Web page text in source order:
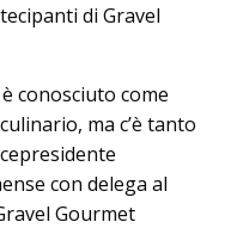
di Gravel
conosciuto come
ma c’è tanto
con delega al
Gourmet